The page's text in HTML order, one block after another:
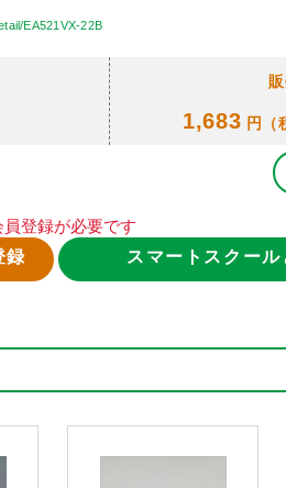
EA521VX-22B
1,683 円（
登録が必要です
録
スマートスクール